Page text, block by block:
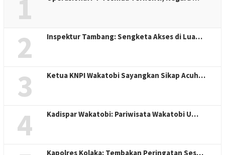
1
2 Inspektur Tambang: Sengketa Akses di Lua…
3 Ketua KNPI Wakatobi Sayangkan Sikap Acuh…
4 Kadispar Wakatobi: Pariwisata Wakatobi U…
Kapolres Kolaka: Tembakan Peringatan Ses…